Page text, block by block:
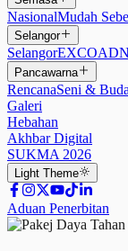
NasionalMudah
Selangor
SelangorEXCOADN
Pancawarna
RencanaSeni &
Galeri
Hebahan
Akhbar Digital
SUKMA 2026
Light Theme
Aduan Penerbitan